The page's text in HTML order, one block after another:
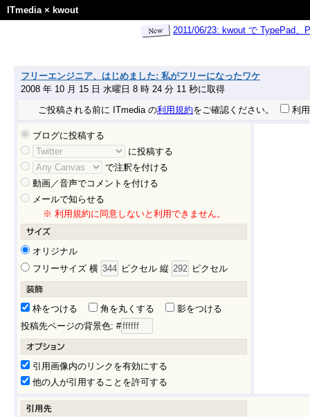
ITmedia× kwout
2011/06/23: kwout で TypePad
フリーエンジニア、はじめました: 私がフリーになったワケ
2008 年 10 月 15 日 水曜日 8 時 24 分 11 秒に取得
ご投稿される前に ITmedia の利用規約をご確認ください。 利
ブログに投稿する
に投稿する
で注釈を付ける
動画／音声でコメントを付ける
メールで知らせる
※ 利用規約に同意しないと利用できません。
オリジナル
フリーサイズ 横
ピクセル 縦 ピクセル
枠をつける 角を丸くする
影をつける
投稿先ページの背景色: #
引用画像内のリンクを有効にする
他の人が引用することを許可する